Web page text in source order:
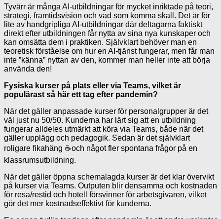
Tyvärr är många AI-utbildningar för mycket inriktade på teori,
strategi, framtidsvision och vad som komma skall. Det är för
lite av handgripliga AI-utbildningar där deltagarna faktiskt
direkt efter utbildningen får nytta av sina nya kunskaper och
kan omsätta dem i praktiken. Självklart behöver man en
teoretisk förståelse om hur en AI-tjänst fungerar, men får man
inte ”känna” nyttan av den, kommer man heller inte att börja
använda den!
Fysiska kurser på plats eller via Teams, vilket är
populärast så här ett tag efter pandemin?
När det gäller anpassade kurser för personalgrupper är det
väl just nu 50/50. Kunderna har lärt sig att en utbildning
fungerar alldeles utmärkt att köra via Teams, både när det
gäller upplägg och pedagogik. Sedan är det självklart
roligare fikahäng ☕och något fler spontana frågor på en
klassrumsutbildning.
När det gäller öppna schemalagda kurser är det klar övervikt
på kurser via Teams. Outputen blir densamma och kostnaden
för resa/restid och hotell försvinner för arbetsgivaren, vilket
gör det mer kostnadseffektivt för kunderna.